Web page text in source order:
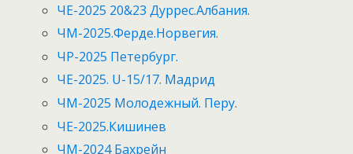
ЧЕ-2025 20&23 Дуррес.Албания.
ЧМ-2025.Ферде.Норвегия.
ЧР-2025 Петербург.
ЧЕ-2025. U-15/17. Мадрид
ЧМ-2025 Молодежный. Перу.
ЧЕ-2025.Кишинев
ЧМ-2024 Бахрейн